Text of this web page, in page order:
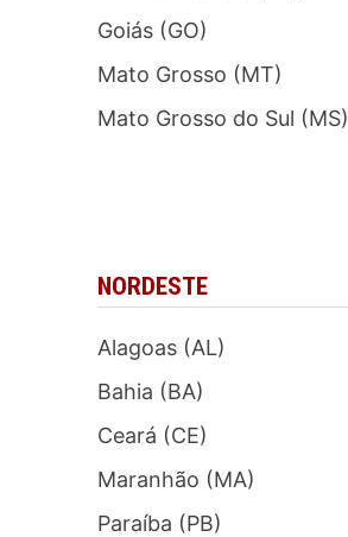
Goiás (GO)
Mato Grosso (MT)
Mato Grosso do Sul (MS)
NORDESTE
Alagoas (AL)
Bahia (BA)
Ceará (CE)
Maranhão (MA)
Paraíba (PB)